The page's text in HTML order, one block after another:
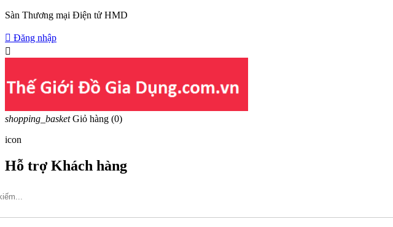
Sàn Thương mại Điện tử HMD
 Đăng nhập

shopping_basket Giỏ hàng (0)
icon
Hỗ trợ Khách hàng
Hotline: 09317.456.44